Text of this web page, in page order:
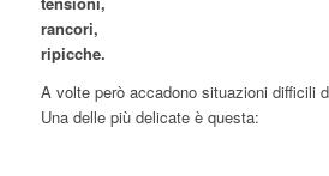
rancori,
ripicche.
A volte però accadono situazioni difficili
Una delle più delicate è questa: